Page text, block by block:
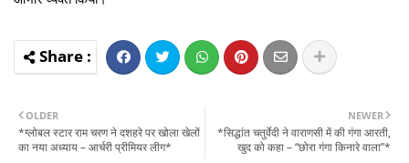
NEWER
*सिद्धांत चतुर्वेदी ने वाराणसी में की गंगा आरती,
खुद को कहा – “छोरा गंगा किनारे वाला”*
OLDER
*ग्लोबल स्टार राम चरण ने दशहरे पर खोला खेलों
का नया अध्याय – आर्चरी प्रीमियर लीग*